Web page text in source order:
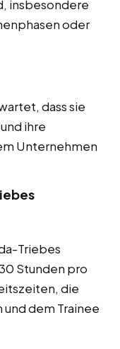
insbesondere
oder
dass sie
ihre
Unternehmen
Triebes
Stunden pro
die
dem Trainee